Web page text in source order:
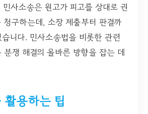
사소송은 원고가 피고를 상대로 권
청구하는데, 소장 제출부터 판결까
니다. 민사소송법을 비롯한 관련
분쟁 해결의 올바른 방향을 잡는 데
활용하는 팁